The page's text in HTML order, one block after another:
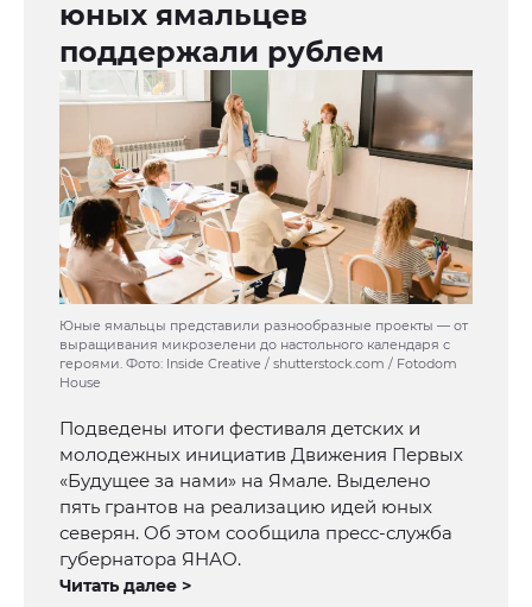
юных ямальцев
поддержали рублем
Юные ямальцы представили разнообразные проекты — от
выращивания микрозелени до настольного календаря с
героями. Фото: Inside Creative / shutterstock.com / Fotodom
House
Подведены итоги фестиваля детских и
молодежных инициатив Движения Первых
«Будущее за нами» на Ямале. Выделено
пять грантов на реализацию идей юных
северян. Об этом сообщила пресс-служба
губернатора ЯНАО.
Читать далее >